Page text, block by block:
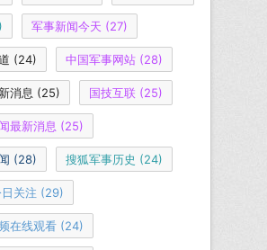
军事新闻今天 (27)
(24) 中国军事网站 (28)
消息 (25) 国技互联 (25)
最新消息 (25)
(28) 搜狐军事历史 (24)
关注 (29)
在线观看 (24)